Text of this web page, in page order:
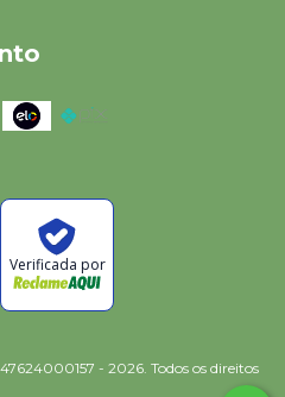
Verificada por
- 2026. Todos os direitos